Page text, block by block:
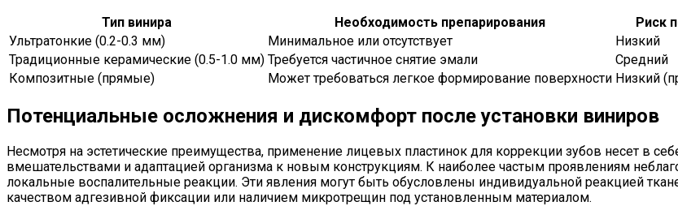
Тип винира
Необходимость препарирования
Риск
Ультратонкие (0.2-0.3 мм)
Минимальное или отсутствует
Низкий
Традиционные керамические (0.5-1.0 мм) Требуется частичное снятие эмали
Средний
Композитные (прямые)
Может требоваться легкое формирование поверхности Низкий
Потенциальные осложнения и дискомфорт после установки виниров
Несмотря на эстетические преимущества, применение лицевых пластинок для коррекции зубов несет в
вмешательствами и адаптацией организма к новым конструкциям. К наиболее частым проявлениям
локальные воспалительные реакции. Эти явления могут быть обусловлены индивидуальной реакцией
качеством адгезивной фиксации или наличием микротрещин под установленным материалом.